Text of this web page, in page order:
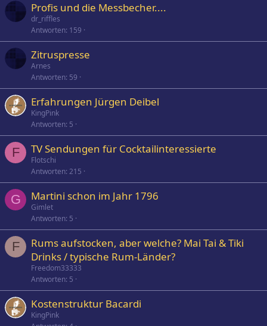
Profis und die Messbecher....
dr_riffles
Antworten 159
Zitruspresse
Arnes
Antworten 59
Erfahrungen Jürgen Deibel
KingPink
Antworten 5
F TV Sendungen für Cocktailinteressierte
Flotschi
Antworten 215
G Martini schon im Jahr 1796
Gimlet
Antworten 5
F
Rums aufstocken, aber welche? Mai Tai & Tiki
Drinks / typische Rum-Länder?
Freedom33333
Antworten 5
Kostenstruktur Bacardi
KingPink